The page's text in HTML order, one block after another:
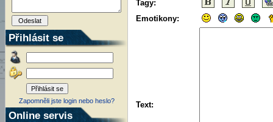
Přihlásit se
Zapomněli jste login nebo heslo?
Online servis
Tagy:
Emotikony:
Text: